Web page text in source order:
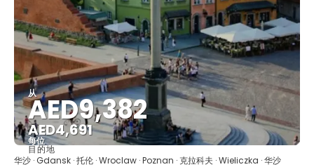
从
AED9,382
AED4,691
每位
看到
目的地
华沙 · Gdansk · 托伦 · Wroclaw · Poznan · 克拉科夫 · Wieliczka · 华沙